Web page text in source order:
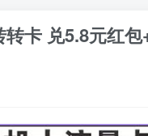
卡 兑5.8元红